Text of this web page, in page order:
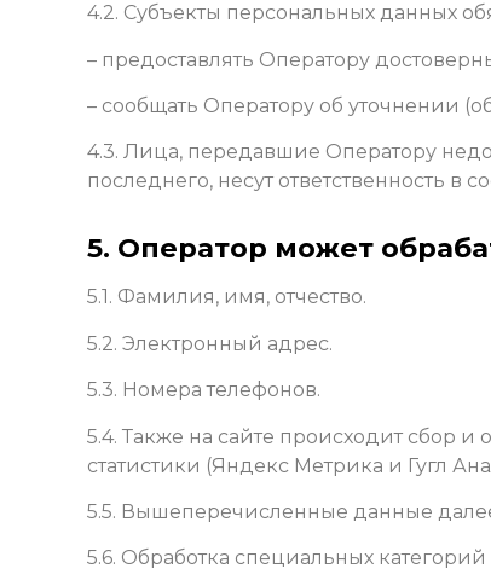
4.2. Субъекты персональных данных
– предоставлять Оператору
– сообщать Оператору об уточнении
4.3. Лица, передавшие Оператору
последнего, несут ответственность в
5. Оператор может
5.1. Фамилия, имя, отчество.
5.2. Электронный адрес.
5.3. Номера телефонов.
5.4. Также на сайте происходит сбор
статистики (Яндекс Метрика и Гугл
5.5. Вышеперечисленные данные
5.6. Обработка специальных